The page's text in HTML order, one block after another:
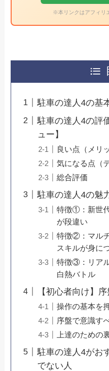
※本リンクはアフィリ
駐車の達人4の基
駐車の達人4の評
ュー】
良い点（メリ
気になる点（
総合評価
駐車の達人4の魅
特徴①：新世
が段違い
特徴②：マル
スキルが身に
特徴③：リア
白熱バトル
【初心者向け】
操作の基本を
序盤で意識す
上達のための
駐車の達人4がお
でない人